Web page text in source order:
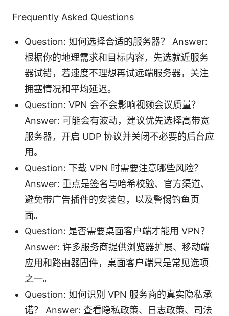
Frequently Asked Questions
Question: 如何选择合适的服务器？ Answer:
根据你的地理需求和目标内容，先选就近服务
器试错，若速度不理想再试远端服务器，关注
拥塞情况和平均延迟。
Question: VPN 会不会影响视频会议质量？
Answer: 可能会有波动，建议优先选择高带宽
服务器，开启 UDP 协议并关闭不必要的后台应
用。
Question: 下载 VPN 时需要注意哪些风险？
Answer: 重点是签名与哈希校验、官方渠道、
避免带广告插件的安装包，以及警惕钓鱼页
面。
Question: 是否需要桌面客户端才能用 VPN？
Answer: 许多服务商提供浏览器扩展、移动端
应用和路由器固件，桌面客户端只是常见选项
之一。
Question: 如何识别 VPN 服务商的真实隐私承
诺？ Answer: 查看隐私政策、日志政策、司法